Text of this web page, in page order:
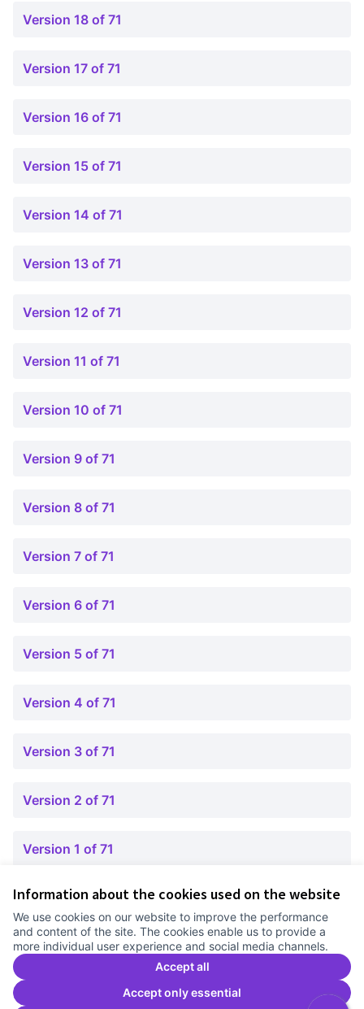
Information about the cookies used on the website
We use cookies on our website to improve the performance
and content of the site. The cookies enable us to provide a
more individual user experience and social media channels.
Accept all
Accept only essential
Version 18 of 71
Version 17 of 71
Version 16 of 71
Version 15 of 71
Version 14 of 71
Version 13 of 71
Version 12 of 71
Version 11 of 71
Version 10 of 71
Version 9 of 71
Version 8 of 71
Version 7 of 71
Version 6 of 71
Version 5 of 71
Version 4 of 71
Version 3 of 71
Version 2 of 71
Version 1 of 71
Cookie settings
Comunitat Canòdrom at Facebook
(External link)
Comunitat Canòdrom at Instagram
(External link)
Comunitat Canòdrom at YouTube
(External link)
English
Triar la llenguaElegir el idiomaChoose language